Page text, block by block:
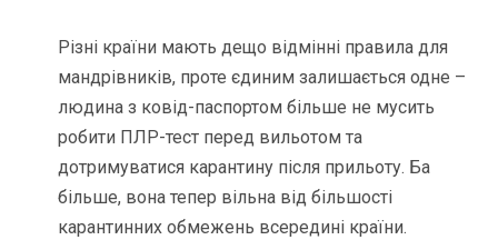
Різні країни мають дещо відмінні правила для
мандрівників, проте єдиним залишається одне –
людина з ковід-паспортом більше не мусить
робити ПЛР-тест перед вильотом та
дотримуватися карантину після прильоту. Ба
більше, вона тепер вільна від більшості
карантинних обмежень всередині країни.